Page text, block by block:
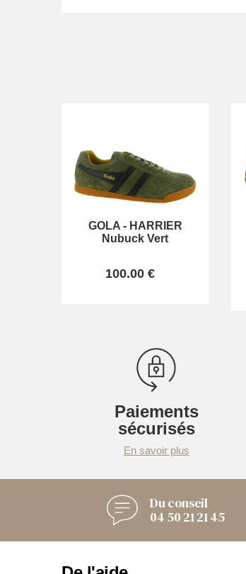
GOLA- HARRIER
Nubuck Vert
100.00 €
Paiements
sécurisés
En savoir plus
Du conseil
04 50 21 21 45